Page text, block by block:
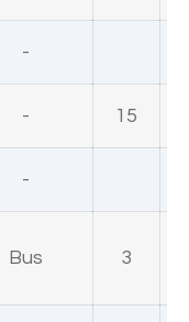
-
- 15
-
Bus 3